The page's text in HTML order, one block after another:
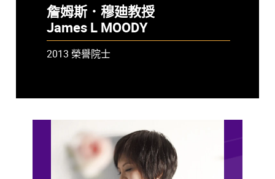
詹姆斯．穆廸教授
James L MOODY
2013 榮譽院士